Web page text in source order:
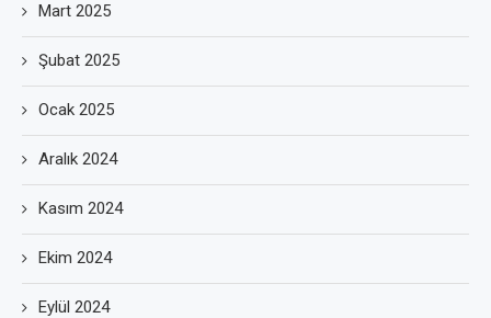
Mart 2025
Şubat 2025
Ocak 2025
Aralık 2024
Kasım 2024
Ekim 2024
Eylül 2024